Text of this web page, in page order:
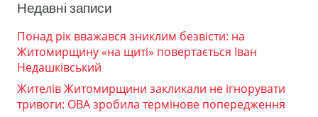
Недавні записи
Понад рік вважався зниклим безвісти: на
Житомирщину «на щиті» повертається Іван
Недашківський
Жителів Житомирщини закликали не ігнорувати
тривоги: ОВА зробила термінове попередження